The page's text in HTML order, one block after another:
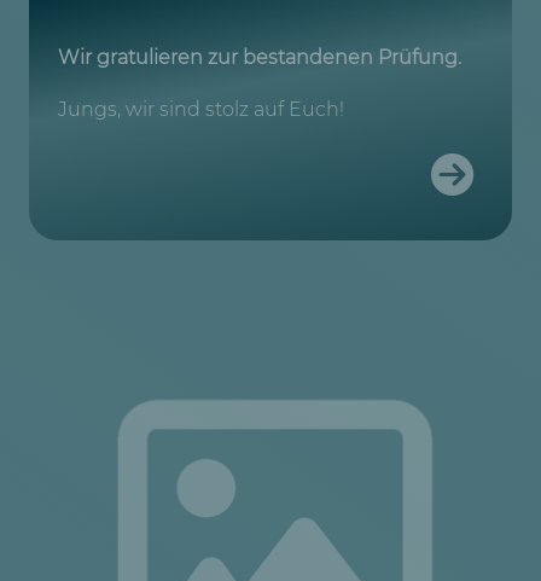
Wir gratulieren zur bestandenen Prüfung.
Jungs, wir sind stolz auf Euch!